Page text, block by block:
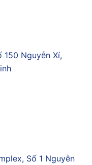
150 Nguyễn Xí,
Số 1 Nguyễn